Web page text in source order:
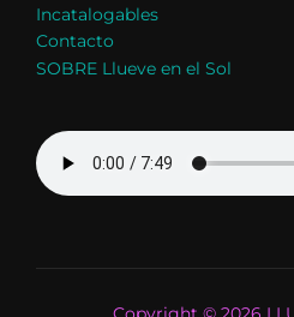
Incatalogables
Contacto
SOBRE Llueve en el Sol